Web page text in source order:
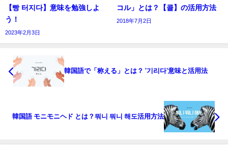
【빵 터지다】意味を勉強しよ
う！
2023年2月3日
コル」とは？【콜】の活用方法
2018年7月2日
韓国語で「称える」とは？ '기리다'意味と活用法
韓国語 モニモニヘド とは？뭐니 뭐니 해도活用方法